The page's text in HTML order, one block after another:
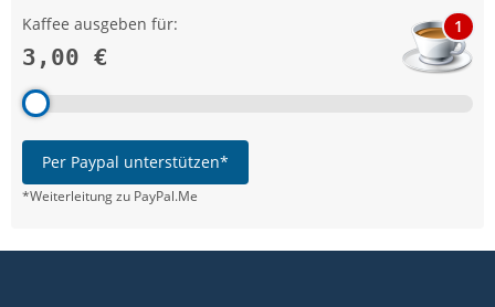
Kaffee ausgeben für:
3,00 €
1
Per Paypal unterstützen*
*Weiterleitung zu PayPal.Me